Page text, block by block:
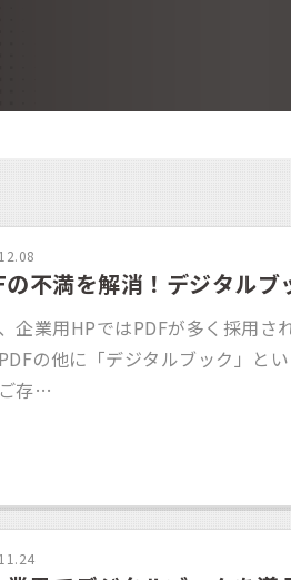
の不満を解消！デジタルブ
企業用HPではPDFが多く採用さ
の他に「デジタルブック」と
存…